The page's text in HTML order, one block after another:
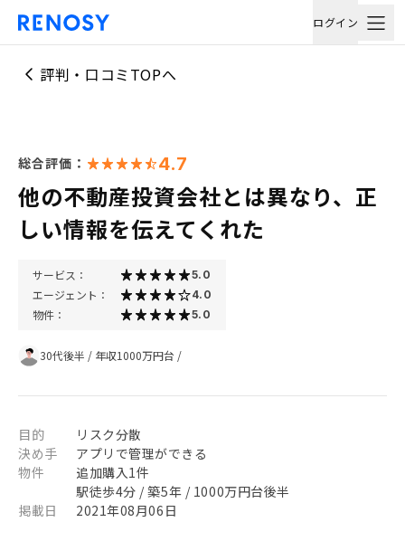
ログイン
評判・口コミTOPへ
総合評価： 4.7
他の不動産投資会社とは異なり、正
しい情報を伝えてくれた
サービス： 5.0
エージェント： 4.0
物件： 5.0
30代後半 / 年収1000万円台 /
目的
リスク分散
決め手
アプリで管理ができる
物件
追加購入1件
駅徒歩4分 / 築5年 / 1000万円台後半
掲載日
2021年08月06日